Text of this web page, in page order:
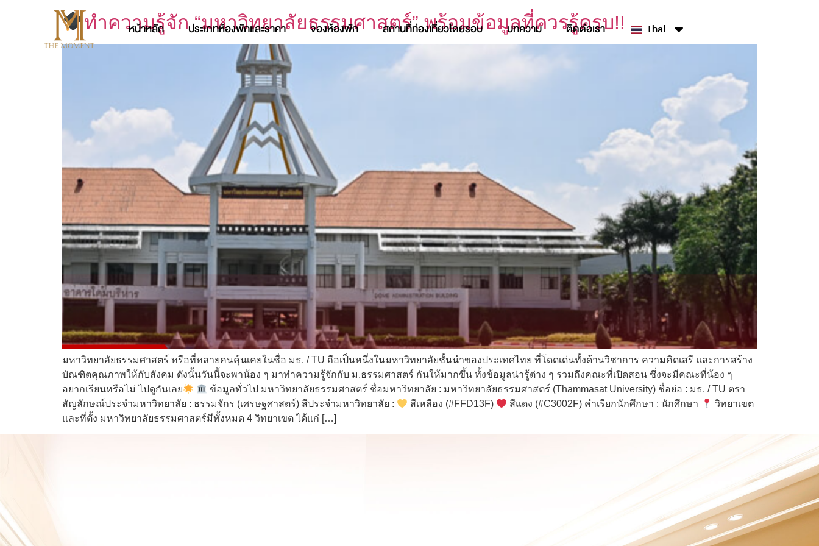
หน้าหลัก ประเภทห้องพักและราคา จองห้องพัก สถานที่ท่องเที่ยวโดยรอบ บทความ ติดต่อเรา Thai
ทำความรู้จัก “มหาวิทยาลัยธรรมศาสตร์” พร้อมข้อมูลที่ควรรู้ครบ!!
มหาวิทยาลัยธรรมศาสตร์ หรือที่หลายคนคุ้นเคยในชื่อ มธ. / TU ถือเป็นหนึ่งในมหาวิทยาลัยชั้นนำของประเทศไทย ที่โดดเด่นทั้งด้านวิชาการ ความคิดเสรี และการสร้าง
บัณฑิตคุณภาพให้กับสังคม ดังนั้นวันนี้จะพาน้อง ๆ มาทำความรู้จักกับ ม.ธรรมศาสตร์ กันให้มากขึ้น ทั้งข้อมูลน่ารู้ต่าง ๆ รวมถึงคณะที่เปิดสอน ซึ่งจะมีคณะที่น้อง ๆ
อยากเรียนหรือไม่ ไปดูกันเลย
ข้อมูลทั่วไป มหาวิทยาลัยธรรมศาสตร์ ชื่อมหาวิทยาลัย : มหาวิทยาลัยธรรมศาสตร์ (Thammasat University) ชื่อย่อ : มธ. / TU ตรา
สัญลักษณ์ประจำมหาวิทยาลัย : ธรรมจักร (เศรษฐศาสตร์) สีประจำมหาวิทยาลัย :
สีเหลือง (#FFD13F) สีแดง (#C3002F) คำเรียกนักศึกษา : นักศึกษา
วิทยาเขต
และที่ตั้ง มหาวิทยาลัยธรรมศาสตร์มีทั้งหมด 4 วิทยาเขต ได้แก่ […]